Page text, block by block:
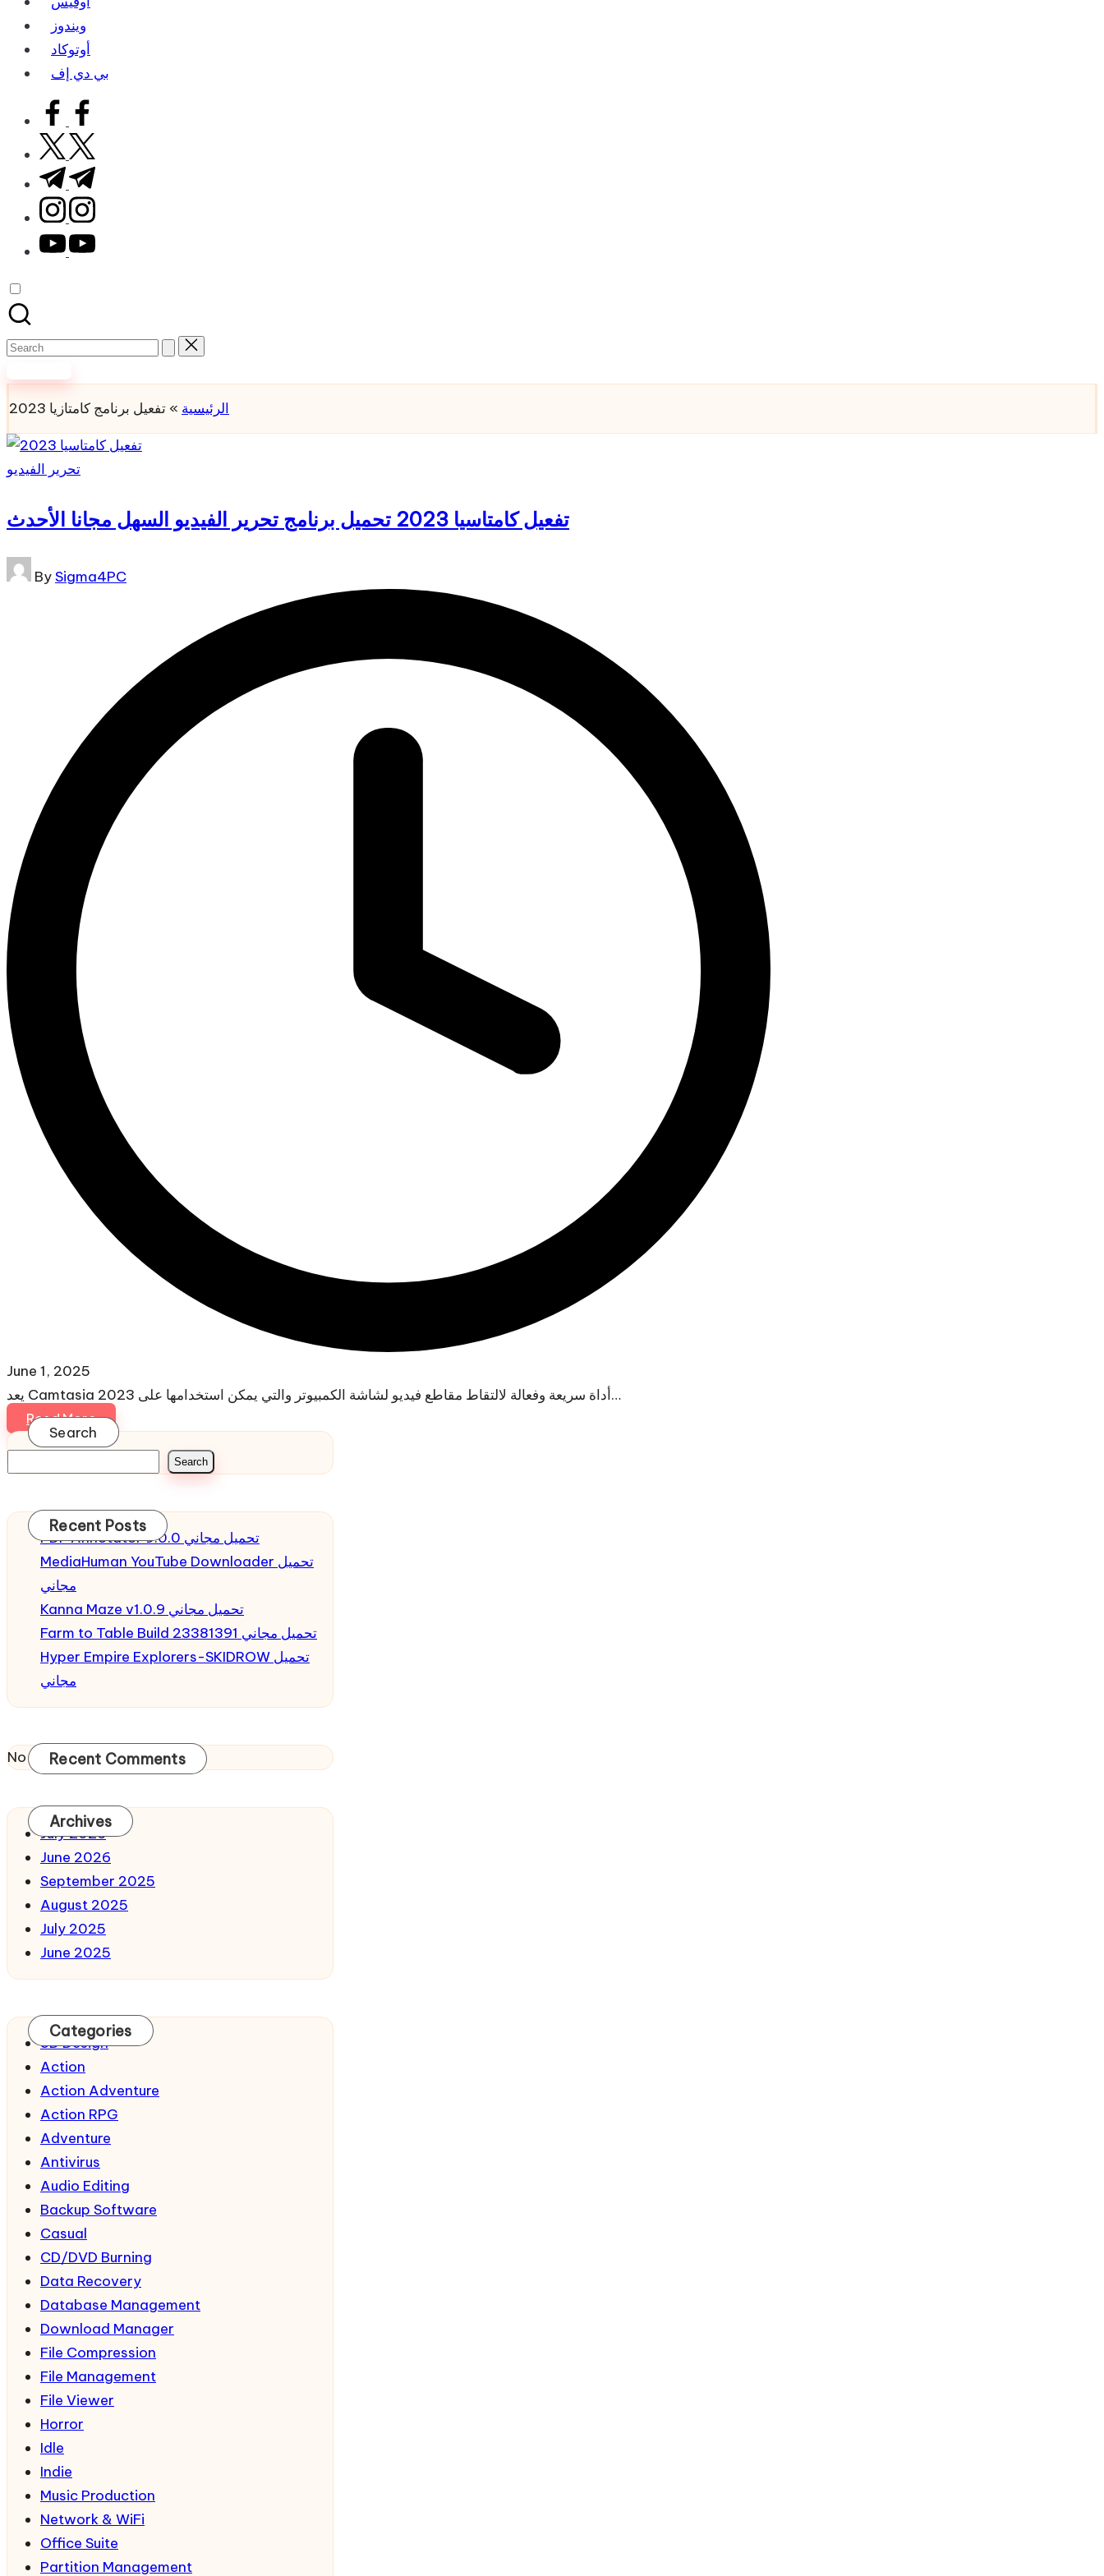
ويندوز
أوتوكاد
بي دي إف
facebook.com
twitter.com
t.me
instagram.com
youtube.com
Search
الرئيسية » تفعيل برنامج كامتازيا 2023
Posted
تحرير الفيديو
تفعيل كامتاسيا 2023 تحميل برنامج تحرير الفيديو السهل مجانا الأحدث
PostedBySigma4PC
June 1, 2025
يعد Camtasia 2023 أداة سريعة وفعالة لالتقاط مقاطع فيديو لشاشة الكمبيوتر والتي يمكن استخدامها على…
Read More
Search
Search
Recent Posts
PDF Annotator 9.0.0 تحميل مجاني
MediaHuman YouTube Downloader تحميل
مجاني
Kanna Maze v1.0.9 تحميل مجاني
Farm to Table Build 23381391 تحميل مجاني
Hyper Empire Explorers-SKIDROW تحميل
مجاني
Recent Comments
No comments to show.
Archives
July 2026
June 2026
September 2025
August 2025
July 2025
June 2025
Categories
3D Design
Action
Action Adventure
Action RPG
Adventure
Antivirus
Audio Editing
Backup Software
Casual
CD/DVD Burning
Data Recovery
Database Management
Download Manager
File Compression
File Management
File Viewer
Horror
Idle
Indie
Music Production
Network & WiFi
Office Suite
Partition Management